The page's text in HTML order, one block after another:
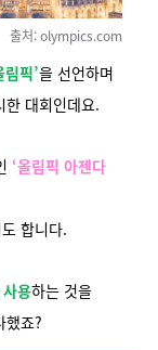
출처: olympics.com
림픽’을 선언하며
한 대회인데요.
‘올림픽 아젠다
합니다.
용하는 것을
했죠?